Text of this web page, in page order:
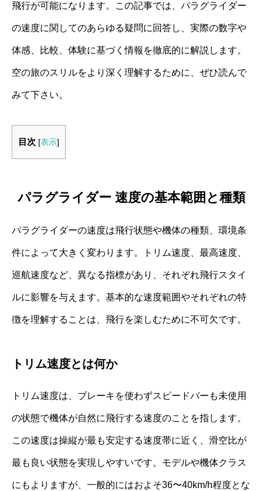
飛行が可能になります。この記事では、パラグライダー
の速度に関してのあらゆる疑問に回答し、実際の数字や
体感、比較、体験に基づく情報を徹底的に解説します。
空の旅のスリルをより深く理解するために、ぜひ読んで
みて下さい。
目次 [表示]
パラグライダー 速度の基本範囲と種類
パラグライダーの速度は飛行状態や機体の種類、環境条
件によって大きく変わります。トリム速度、最高速度、
巡航速度など、異なる指標があり、それぞれ飛行スタイ
ルに影響を与えます。基本的な速度範囲やそれぞれの特
徴を理解することは、飛行を楽しむために不可欠です。
トリム速度とは何か
トリム速度は、ブレーキを使わずスピードバーも未使用
の状態で機体が自然に飛行する速度のことを指します。
この速度は操縦が最も安定する速度帯に近く、滑空比が
最も良い状態を実現しやすいです。モデルや機体クラス
にもよりますが、一般的にはおよそ36〜40km/h程度とな